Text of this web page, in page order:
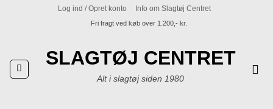
Log ind / Opret konto Info om Slagtøj Centret
Fri fragt ved køb over 1.200,- kr.
SLAGTØJ CENTRET
Alt i slagtøj siden 1980